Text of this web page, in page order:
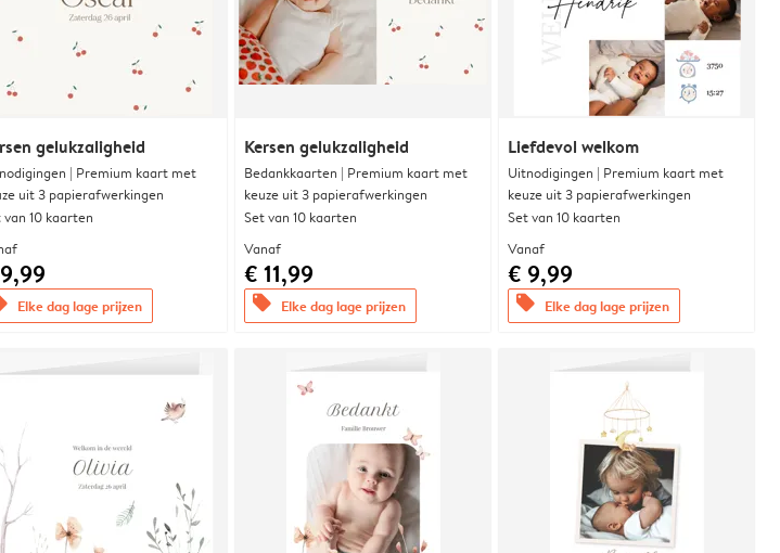
gelukzaligheid
| Premium kaart met
uit 3 papierafwerkingen
van 10 kaarten
Elke dag lage prijzen
Kersen gelukzaligheid
Bedankkaarten | Premium kaart met
keuze uit 3 papierafwerkingen
Set van 10 kaarten
Vanaf
€ 11,99
offers Elke dag lage prijzen
Liefdevol welkom
Uitnodigingen | Premium kaart met
keuze uit 3 papierafwerkingen
Set van 10 kaarten
Vanaf
€ 9,99
offers Elke dag lage prijzen